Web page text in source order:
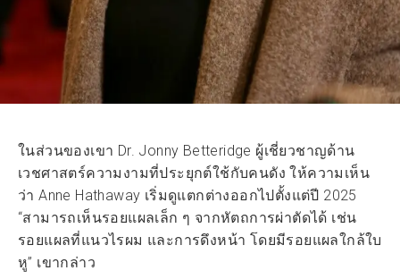
ในส่วนของเขา Dr. Jonny Betteridge ผู้เชี่ยวชาญด้าน
เวชศาสตร์ความงามที่ประยุกต์ใช้กับคนดัง ให้ความเห็น
ว่า Anne Hathaway เริ่มดูแตกต่างออกไปตั้งแต่ปี 2025
“สามารถเห็นรอยแผลเล็ก ๆ จากหัตถการผ่าตัดได้ เช่น
รอยแผลที่แนวไรผม และการดึงหน้า โดยมีรอยแผลใกล้ใบ
หู” เขากล่าว